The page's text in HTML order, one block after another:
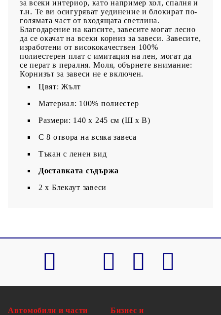
за всеки интериор, като например хол, спалня и
т.н. Те ви осигуряват уединение и блокират по-
голямата част от входящата светлина.
Благодарение на капсите, завесите могат лесно
да се окачат на всеки корниз за завеси. Завесите,
изработени от висококачествен 100%
полиестерен плат с имитация на лен, могат да
се перат в пералня. Моля, обърнете внимание:
Корнизът за завеси не е включен.
Цвят: Жълт
Материал: 100% полиестер
Размери: 140 х 245 cм (Ш х В)
С 8 отвора на всяка завеса
Тъкан с ленен вид
Доставката съдържа
2 x Блекаут завеси
Автомобили и части
Бизнес и